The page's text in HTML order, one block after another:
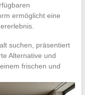
ermöglicht eine
suchen, präsentiert
Alternative und
frischen und